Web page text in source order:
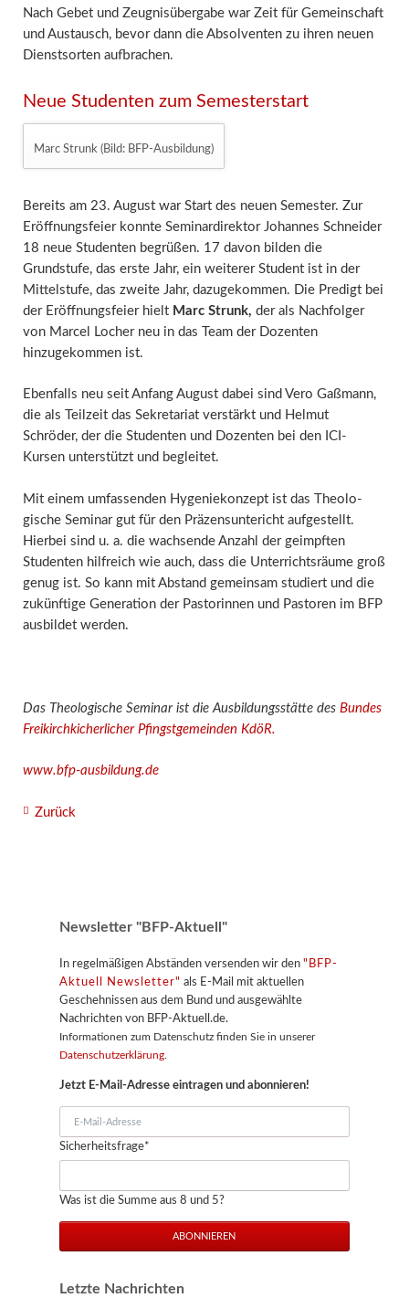
Nach Gebet und Zeugnis­übergabe war Zeit für Ge­mein­schaft
und Aus­tausch, bevor dann die Absol­venten zu ihren neuen
Diensts­orten auf­brachen.
Neue Studenten zum Semesterstart
Marc Strunk (Bild: BFP-Ausbildung)
Bereits am 23. August war Start des neuen Semester. Zur
Eröffnungs­feier konnte Seminardirektor Johannes Schneider
18 neue Studenten begrüßen. 17 davon bilden die
Grundstufe, das erste Jahr, ein weiterer Student ist in der
Mittelstufe, das zweite Jahr, dazu­gekommen. Die Predigt bei
der Eröffnungs­feier hielt Marc Strunk, der als Nach­folger
von Marcel Locher neu in das Team der Dozenten
hinzugekommen ist.
Eben­falls neu seit Anfang August dabei sind Vero Gaßmann,
die als Teil­zeit das Sekretariat verstärkt und Helmut
Schröder, der die Studenten und Dozenten bei den ICI-
Kursen unter­stützt und begleitet.
Mit einem um­fassenden Hygenie­konzept ist das Theolo­
gische Seminar gut für den Präzens­untericht aufgestellt.
Hier­bei sind u. a. die wachsende Anzahl der geimpften
Studenten hilfreich wie auch, dass die Unterrichts­räume groß
genug ist. So kann mit Abstand gemein­sam studiert und die
zukünftige Generation der Pastorinnen und Pastoren im BFP
ausbildet werden.
Das Theologische Seminar ist die Ausbildungsstätte des Bundes
Freikirchkicherlicher Pfingstgemeinden KdöR.
www.bfp-ausbildung.de
Zurück
Newsletter "BFP-Aktuell"
In regelmäßigen Abständen versenden wir den "BFP-
Aktuell Newsletter" als E-Mail mit aktuellen
Geschehnissen aus dem Bund und ausgewählte
Nachrichten von BFP-Aktuell.de.
Informationen zum Datenschutz finden Sie in unserer
Datenschutzerklärung.
Jetzt E-Mail-Adresse eintragen und abonnieren!
Mail-
Adresse
Pflichtfeld
Sicherheitsfrage*
Was ist die Summe aus 8 und 5?
ABONNIEREN
Letzte Nachrichten